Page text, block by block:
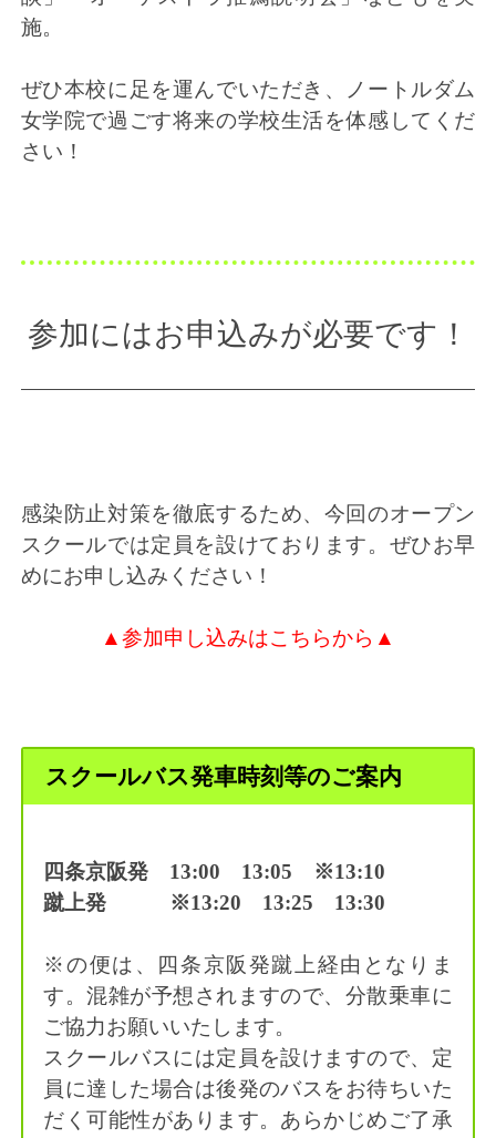
施。
ぜひ本校に足を運んでいただき、ノートルダム
女学院で過ごす将来の学校生活を体感してくだ
さい！
参加にはお申込みが必要です！
感染防止対策を徹底するため、今回のオープン
スクールでは定員を設けております。ぜひお早
めにお申し込みください！
▲参加申し込みはこちらから▲
スクールバス発車時刻等のご案内
四条京阪発 13:00 13:05 ※13:10
蹴上発 ※13:20 13:25 13:30
※の便は、四条京阪発蹴上経由となりま
す。混雑が予想されますので、分散乗車に
ご協力お願いいたします。
スクールバスには定員を設けますので、定
員に達した場合は後発のバスをお待ちいた
だく可能性があります。あらかじめご了承